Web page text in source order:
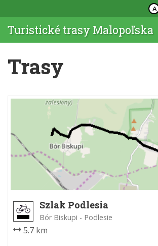
A
Turistické trasy Malopoľska
Trasy
Szlak Podlesia
Bór Biskupi - Podlesie
5.7 km